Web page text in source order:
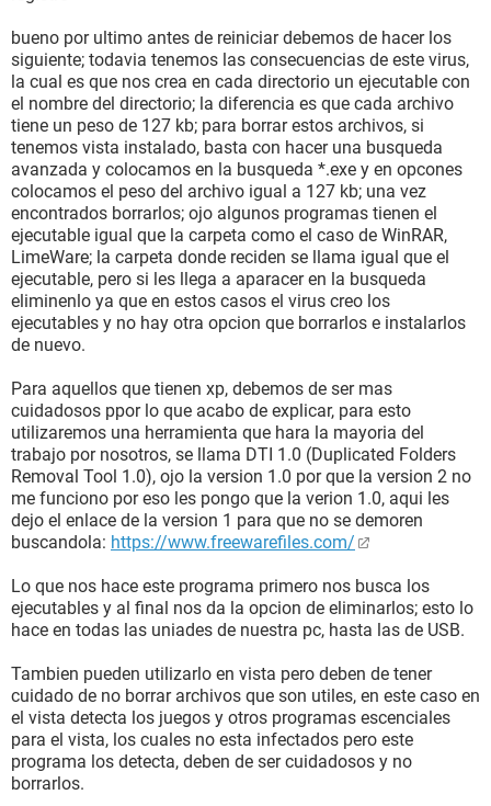
bueno por ultimo antes de reiniciar debemos de hacer los
siguiente; todavia tenemos las consecuencias de este virus,
la cual es que nos crea en cada directorio un ejecutable con
el nombre del directorio; la diferencia es que cada archivo
tiene un peso de 127 kb; para borrar estos archivos, si
tenemos vista instalado, basta con hacer una busqueda
avanzada y colocamos en la busqueda *.exe y en opcones
colocamos el peso del archivo igual a 127 kb; una vez
encontrados borrarlos; ojo algunos programas tienen el
ejecutable igual que la carpeta como el caso de WinRAR,
LimeWare; la carpeta donde reciden se llama igual que el
ejecutable, pero si les llega a aparacer en la busqueda
eliminenlo ya que en estos casos el virus creo los
ejecutables y no hay otra opcion que borrarlos e instalarlos
de nuevo.
Para aquellos que tienen xp, debemos de ser mas
cuidadosos ppor lo que acabo de explicar, para esto
utilizaremos una herramienta que hara la mayoria del
trabajo por nosotros, se llama DTI 1.0 (Duplicated Folders
Removal Tool 1.0), ojo la version 1.0 por que la version 2 no
me funciono por eso les pongo que la verion 1.0, aqui les
dejo el enlace de la version 1 para que no se demoren
buscandola: https://www.freewarefiles.com/
Lo que nos hace este programa primero nos busca los
ejecutables y al final nos da la opcion de eliminarlos; esto lo
hace en todas las uniades de nuestra pc, hasta las de USB.
Tambien pueden utilizarlo en vista pero deben de tener
cuidado de no borrar archivos que son utiles, en este caso en
el vista detecta los juegos y otros programas escenciales
para el vista, los cuales no esta infectados pero este
programa los detecta, deben de ser cuidadosos y no
borrarlos.